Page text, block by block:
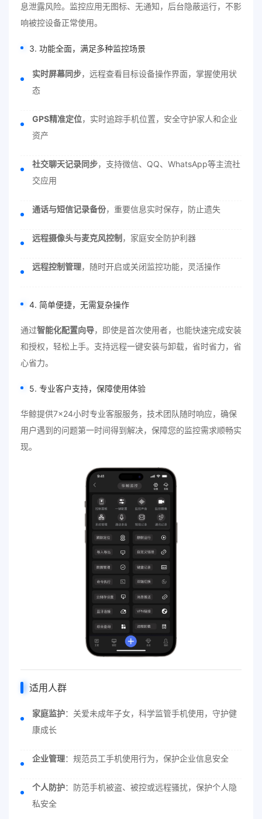
息泄露风险。监控应用无图标、无通知，后台隐蔽运行，不影
响被控设备正常使用。
3. 功能全面，满足多种监控场景
实时屏幕同步，远程查看目标设备操作界面，掌握使用状
态
GPS精准定位，实时追踪手机位置，安全守护家人和企业
资产
社交聊天记录同步，支持微信、QQ、WhatsApp等主流社
交应用
通话与短信记录备份，重要信息实时保存，防止遗失
远程摄像头与麦克风控制 ，家庭安全防护利器
远程控制管理，随时开启或关闭监控功能，灵活操作
4. 简单便捷，无需复杂操作
通过智能化配置向导，即使是首次使用者，也能快速完成安装
和授权，轻松上手。支持远程一键安装与卸载，省时省力，省
心省力。
5. 专业客户支持，保障使用体验
华鲸提供7×24小时专业客服服务，技术团队随时响应，确保
用户遇到的问题第一时间得到解决，保障您的监控需求顺畅实
现。
适用人群
家庭监护：关爱未成年子女，科学监管手机使用，守护健
康成长
企业管理：规范员工手机使用行为，保护企业信息安全
个人防护：防范手机被盗、被控或远程骚扰，保护个人隐
私安全